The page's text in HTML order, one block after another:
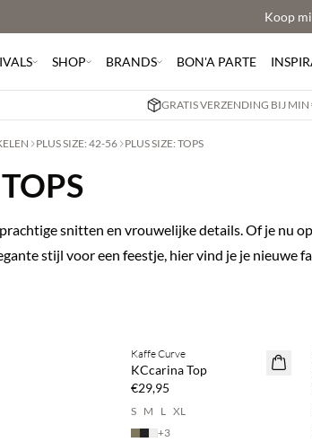
Koop
SHOP BRANDS BON'A PARTE
GRATIS VERZENDING BIJ MIN
PLUS SIZE: 42-56 PLUS SIZE: TOPS
snitten en vrouwelijke details. Of je nu
stijl voor een feestje, hier vind je je nieuwe
NEWS
Kaffe Curve
KCcarina Top
€29,95
S M L XL
+3